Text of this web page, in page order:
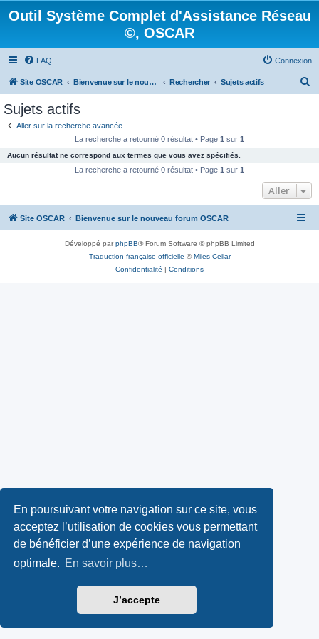
En poursuivant votre navigation sur ce site, vous
acceptez l’utilisation de cookies vous permettant
de bénéficier d’une expérience de navigation
optimale. En savoir plus…
J’accepte
Outil Système Complet d'Assistance Réseau
©, OSCAR
FAQ Connexion
Site OSCAR Bienvenue sur le nouveau forum OSCAR Rechercher Sujets actifs
c
Sujets actifs
Aller sur la recherche avancée
La recherche a retourné 0 résultat • Page 1 sur 1
Aucun résultat ne correspond aux termes que vous avez spécifiés.
La recherche a retourné 0 résultat • Page 1 sur 1
Aller
Site OSCAR Bienvenue sur le nouveau forum OSCAR
Développé parphpBB® Forum Software © phpBB Limited
Traduction française officielle ©Miles Cellar
Confidentialité | Conditions